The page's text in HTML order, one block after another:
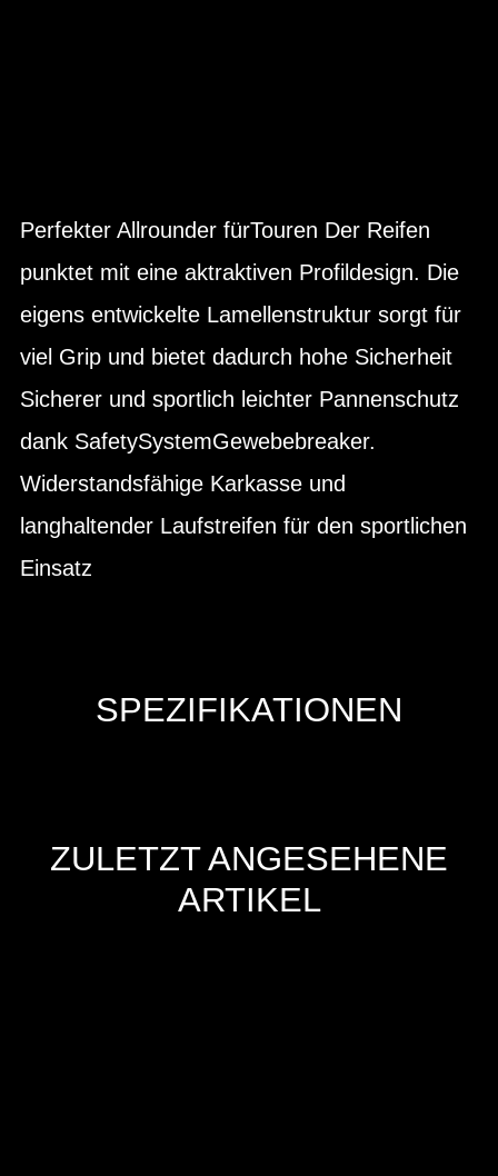
Perfekter Allrounder fürTouren Der Reifen
punktet mit eine aktraktiven Profildesign. Die
eigens entwickelte Lamellenstruktur sorgt für
viel Grip und bietet dadurch hohe Sicherheit
Sicherer und sportlich leichter Pannenschutz
dank SafetySystemGewebebreaker.
Widerstandsfähige Karkasse und
langhaltender Laufstreifen für den sportlichen
Einsatz
SPEZIFIKATIONEN
ZULETZT ANGESEHENE
ARTIKEL